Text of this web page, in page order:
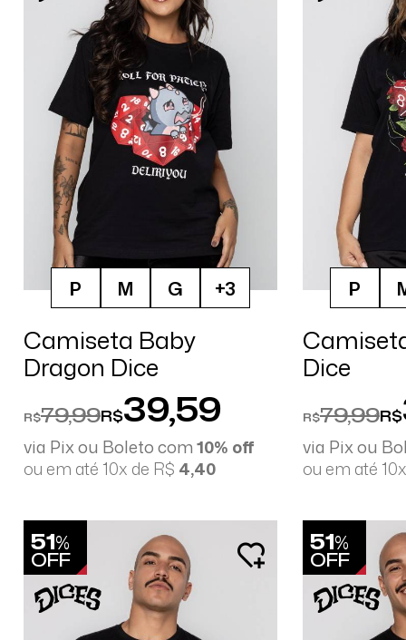
P M G +3
Camiseta Baby
Dragon Dice
R$79,99R$39,59
via Pix ou Boleto com10% off
ou em até 10x de R$ 4,40
P
Dice
R$79,99R$
via Pix ou
ou em até
51%
OFF
51%
OFF